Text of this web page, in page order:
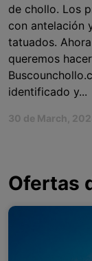
de chollo. Los
con antelación
tatuados.
queremos
identificado y...
30 de March,
Ofertas